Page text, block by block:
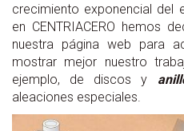
crecimiento exponencial del
en CENTRIACERO hemos
nuestra página web para
mostrar mejor nuestro
ejemplo, de discos y
aleaciones especiales.